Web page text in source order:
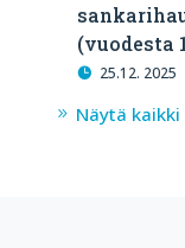
(vuodesta
25.12. 2025
Näytä kaikki